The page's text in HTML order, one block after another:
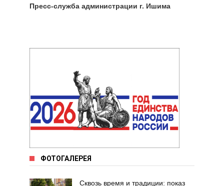
Пресс-служба администрации г. Ишима
ФОТОГАЛЕРЕЯ
Сквозь время и традиции: показ